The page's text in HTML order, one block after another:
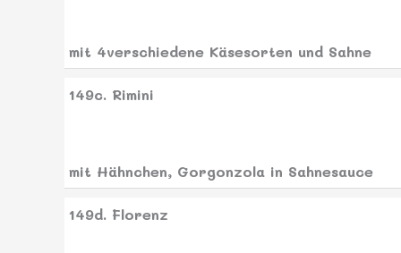
mit 4verschiedene Käsesorten und Sahne
149c. Rimini
mit Hähnchen, Gorgonzola in Sahnesauce
149d. Florenz